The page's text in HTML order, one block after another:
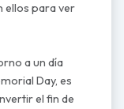
ellos para ver
a un día
Day, es
el fin de